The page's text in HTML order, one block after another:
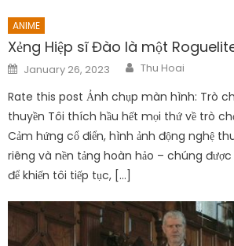
ANIME
Xẻng Hiệp sĩ Đào là một
Posted
on
January 26, 2023 Author
Thu Hoai
Rate this post Ảnh chụp màn hình: Trò
thuyền Tôi thích hầu hết mọi thứ về trò
Cảm hứng cổ điển, hình ảnh động nghệ
riêng và nền tảng hoàn hảo – chúng
để khiến tôi tiếp tục, […]